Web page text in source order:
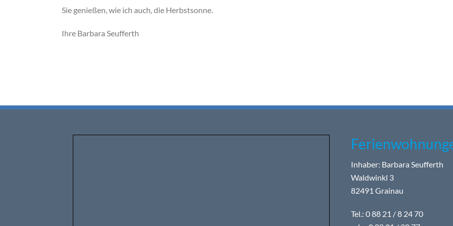
Sie genießen, wie ich auch, die Herbstsonne.
Ihre Barbara Seufferth
Inhaber: Barbara Seufferth
Waldwinkl 3
82491 Grainau
Tel.: 0 88 21 / 8 24 70